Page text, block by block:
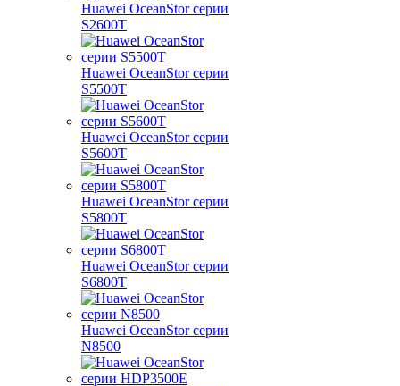
Huawei OceanStor серии
S2600T
Huawei OceanStor серии
S5500T
Huawei OceanStor серии
S5600T
Huawei OceanStor серии
S5800T
Huawei OceanStor серии
S6800T
Huawei OceanStor серии
N8500